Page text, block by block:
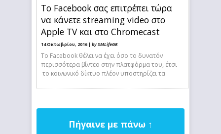
To Facebook σας επιτρέπει τώρα
να κάνετε streaming video στο
Apple TV και στο Chromecast
14 Οκτωβρίου, 2016 | by SMLifeGR
Το Facebook θέλει να έχει όσο το δυνατόν
περισσότερα βίντεο στην πλατφόρμα του, έτσι
το κοινωνικό δίκτυο πλέον υποστηρίζει τα
Πήγαινε με πάνω ↑